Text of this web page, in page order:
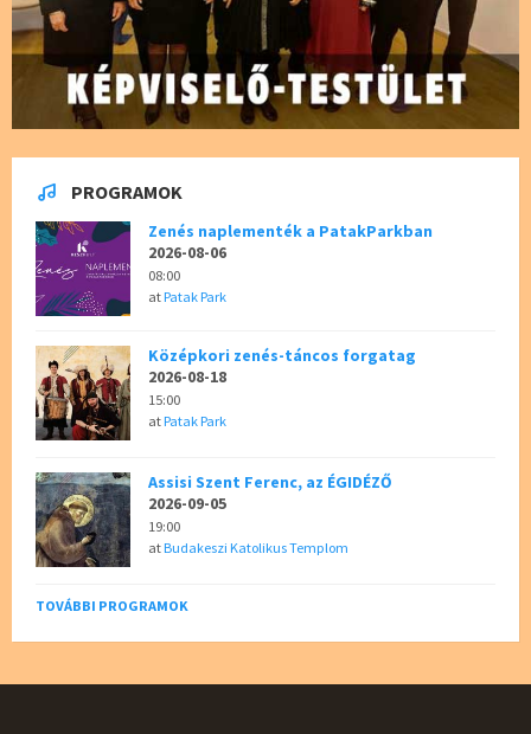
PROGRAMOK
Zenés naplementék a PatakParkban
2026-08-06
08:00
atPatak Park
Középkori zenés-táncos forgatag
2026-08-18
15:00
atPatak Park
Assisi Szent Ferenc, az ÉGIDÉZŐ
2026-09-05
19:00
atBudakeszi Katolikus Templom
TOVÁBBI PROGRAMOK